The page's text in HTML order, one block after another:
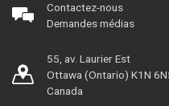
Contactez-nous
Demandes médias
55, av. Laurier Est
Ottawa (Ontario) K1N
Canada